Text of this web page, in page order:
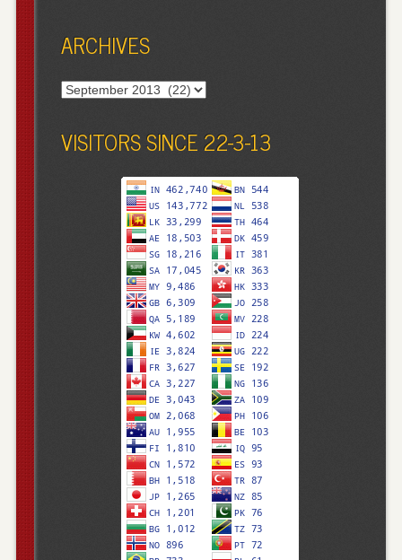
ARCHIVES
Archives
VISITORS SINCE 22-3-13